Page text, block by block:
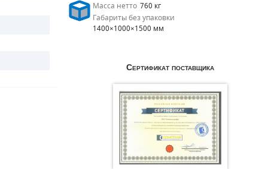
Масса нетто 760 кг
Габариты без упаковки
1400×1000×1500 мм
Сертификат поставщика